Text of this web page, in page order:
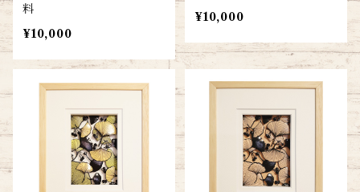
料
¥10,000
¥10,000